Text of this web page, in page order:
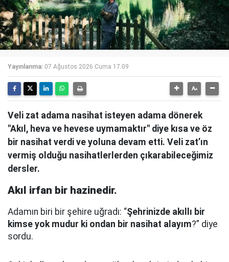
Yayınlanma: 07 Ağustos 2026 Cuma 17:09
Veli zat adama nasihat isteyen adama dönerek
"Akıl, heva ve hevese uymamaktır" diye kısa ve öz
bir nasihat verdi ve yoluna devam etti. Veli zat’ın
vermiş olduğu nasihatlerlerden çıkarabileceğimiz
dersler.
Akıl irfan bir hazinedir.
Adamın biri bir şehire uğradı: “Şehrinizde akıllı bir
kimse yok mudur ki ondan bir nasihat alayım?” diye
sordu.